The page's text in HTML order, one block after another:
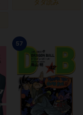
タダ読み
57